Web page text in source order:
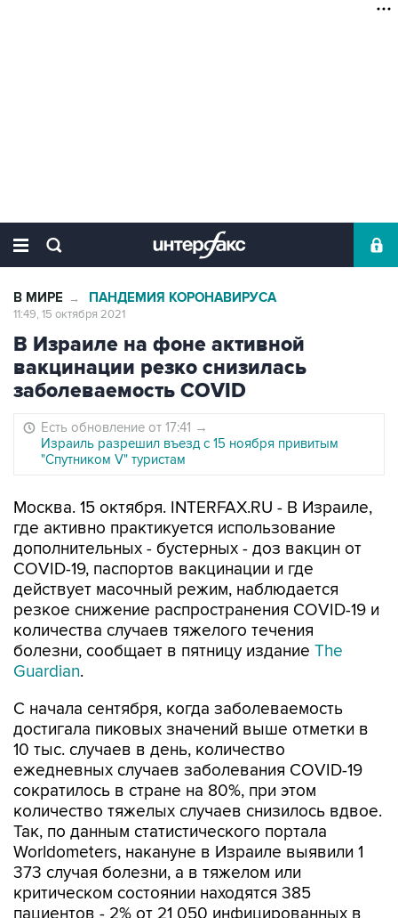
В МИРЕ → ПАНДЕМИЯ КОРОНАВИРУСА
11:49, 15 октября 2021
В Израиле на фоне активной
вакцинации резко снизилась
заболеваемость COVID
Есть обновление от 17:41 →
Израиль разрешил въезд с 15 ноября привитым
"Спутником V" туристам
Москва. 15 октября. INTERFAX.RU - В Израиле,
где активно практикуется использование
дополнительных - бустерных - доз вакцин от
COVID-19, паспортов вакцинации и где
действует масочный режим, наблюдается
резкое снижение распространения COVID-19 и
количества случаев тяжелого течения
болезни, сообщает в пятницу издание The
Guardian.
С начала сентября, когда заболеваемость
достигала пиковых значений выше отметки в
10 тыс. случаев в день, количество
ежедневных случаев заболевания COVID-19
сократилось в стране на 80%, при этом
количество тяжелых случаев снизилось вдвое.
Так, по данным статистического портала
Worldometers, накануне в Израиле выявили 1
373 случая болезни, а в тяжелом или
критическом состоянии находятся 385